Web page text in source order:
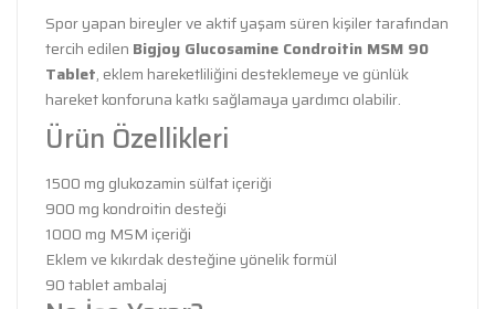
Spor yapan bireyler ve aktif yaşam süren kişiler tarafından
tercih edilen Bigjoy Glucosamine Condroitin MSM 90
Tablet, eklem hareketliliğini desteklemeye ve günlük
hareket konforuna katkı sağlamaya yardımcı olabilir.
Ürün Özellikleri
1500 mg glukozamin sülfat içeriği
900 mg kondroitin desteği
1000 mg MSM içeriği
Eklem ve kıkırdak desteğine yönelik formül
90 tablet ambalaj